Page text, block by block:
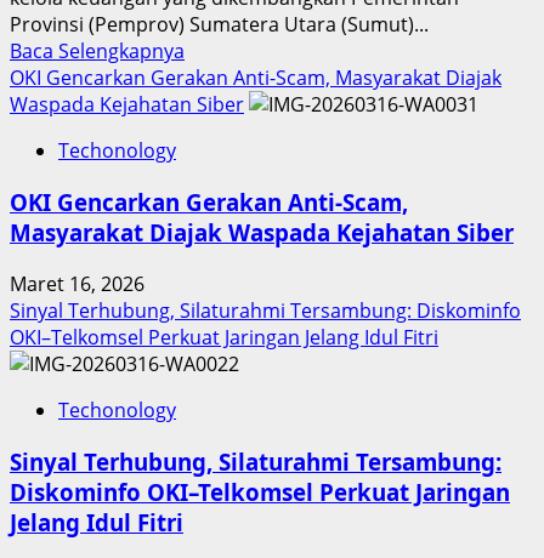
Provinsi (Pemprov) Sumatera Utara (Sumut)...
Baca Selengkapnya
more
about
Sumut
Berbuah
Penghargaan
Nasional
OKI Gencarkan Gerakan Anti-Scam, Masyarakat Diajak
Waspada Kejahatan Siber
Techonology
OKI Gencarkan Gerakan Anti-Scam,
Masyarakat Diajak Waspada Kejahatan Siber
Maret 16, 2026
Sinyal Terhubung, Silaturahmi Tersambung: Diskominfo
OKI–Telkomsel Perkuat Jaringan Jelang Idul Fitri
Techonology
Sinyal Terhubung, Silaturahmi Tersambung:
Diskominfo OKI–Telkomsel Perkuat Jaringan
Jelang Idul Fitri